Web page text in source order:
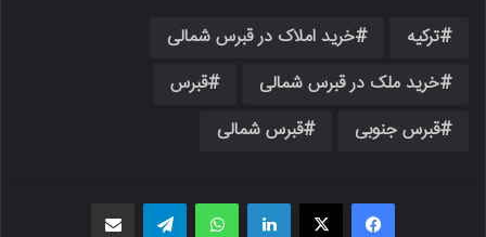
ترکیه
خرید املاک در قبرس شمالی
خرید ملک در قبرس شمالی
قبرس
قبرس جنوبی
قبرس شمالی
فیسبوک X لینکدین واتس اپ